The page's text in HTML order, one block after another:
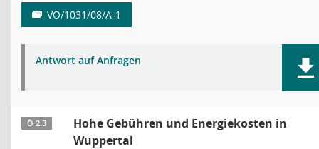
VO/1031/08/A-1
Antwort auf Anfragen
Ö 2.3
Hohe Gebühren und Energiekosten in
Wuppertal